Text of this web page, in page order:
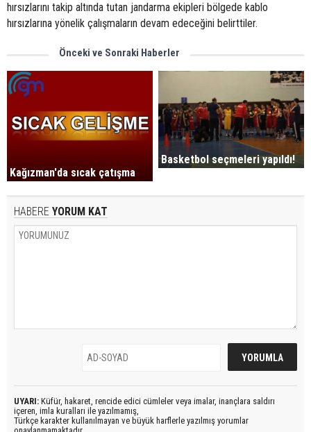
hırsızlarını takip altında tutan jandarma ekipleri bölgede kablo
hırsızlarına yönelik çalışmaların devam edeceğini belirttiler.
Önceki ve Sonraki Haberler
Kağızman'da sıcak çatışma
Basketbol seçmeleri yapıldı!
HABERE YORUM KAT
UYARI: Küfür, hakaret, rencide edici cümleler veya imalar, inançlara saldırı
içeren, imla kuralları ile yazılmamış,
Türkçe karakter kullanılmayan ve büyük harflerle yazılmış yorumlar